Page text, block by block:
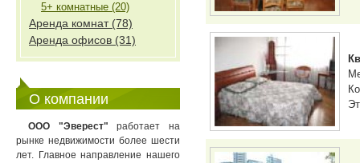
5+ комнатные (20)
Аренда комнат (78)
Аренда офисов (31)
О компании
ООО "Эверест" работает на
рынке недвижимости более шести
лет. Главное направление нашего